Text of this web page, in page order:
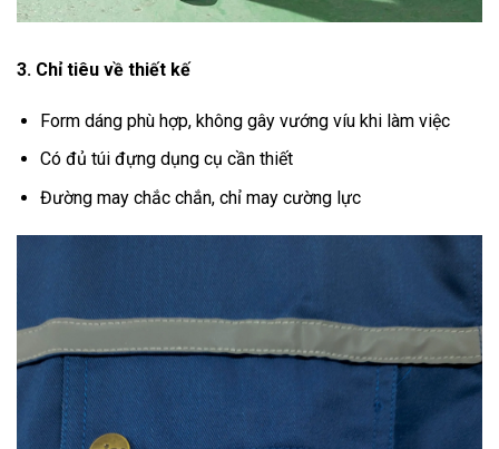
3. Chỉ tiêu về thiết kế
Form dáng phù hợp, không gây vướng víu khi làm việc
Có đủ túi đựng dụng cụ cần thiết
Đường may chắc chắn, chỉ may cường lực